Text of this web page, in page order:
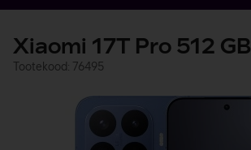
Xiaomi 17T Pro 512 GB
Tootekood: 76495